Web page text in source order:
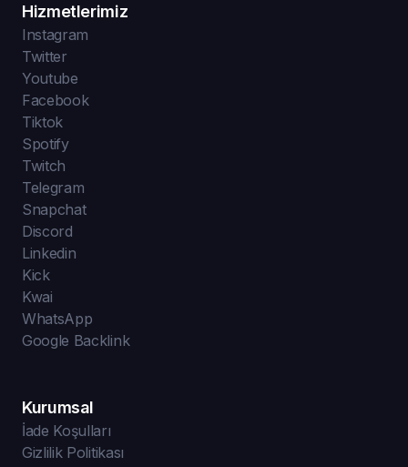
Hizmetlerimiz
Instagram
Twitter
Youtube
Facebook
Tiktok
Spotify
Twitch
Telegram
Snapchat
Discord
Linkedin
Kick
Kwai
WhatsApp
Google Backlink
Kurumsal
İade Koşulları
Gizlilik Politikası